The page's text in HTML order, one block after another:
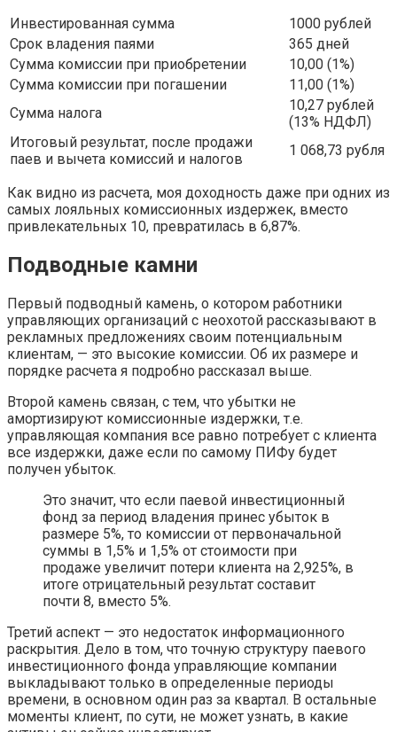
Инвестированная сумма
1000 рублей
Срок владения паями
365 дней
Сумма комиссии при приобретении
10,00 (1%)
Сумма комиссии при погашении
11,00 (1%)
Сумма налога
10,27 рублей
(13% НДФЛ)
Итоговый результат, после продажи
паев и вычета комиссий и налогов
1 068,73 рубля
Как видно из расчета, моя доходность даже при одних из
самых лояльных комиссионных издержек, вместо
привлекательных 10, превратилась в 6,87%.
Подводные камни
Первый подводный камень, о котором работники
управляющих организаций с неохотой рассказывают в
рекламных предложениях своим потенциальным
клиентам, — это высокие комиссии. Об их размере и
порядке расчета я подробно рассказал выше.
Второй камень связан, с тем, что убытки не
амортизируют комиссионные издержки, т.е.
управляющая компания все равно потребует с клиента
все издержки, даже если по самому ПИФу будет
получен убыток.
Это значит, что если паевой инвестиционный
фонд за период владения принес убыток в
размере 5%, то комиссии от первоначальной
суммы в 1,5% и 1,5% от стоимости при
продаже увеличит потери клиента на 2,925%, в
итоге отрицательный результат составит
почти 8, вместо 5%.
Третий аспект — это недостаток информационного
раскрытия. Дело в том, что точную структуру паевого
инвестиционного фонда управляющие компании
выкладывают только в определенные периоды
времени, в основном один раз за квартал. В остальные
моменты клиент, по сути, не может узнать, в какие